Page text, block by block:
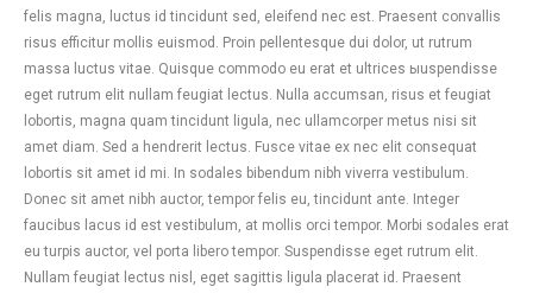
felis magna, luctus id tincidunt sed, eleifend nec est. Praesent convallis
risus efficitur mollis euismod. Proin pellentesque dui dolor, ut rutrum
massa luctus vitae. Quisque commodo eu erat et ultrices ыuspendisse
eget rutrum elit nullam feugiat lectus. Nulla accumsan, risus et feugiat
lobortis, magna quam tincidunt ligula, nec ullamcorper metus nisi sit
amet diam. Sed a hendrerit lectus. Fusce vitae ex nec elit consequat
lobortis sit amet id mi. In sodales bibendum nibh viverra vestibulum.
Donec sit amet nibh auctor, tempor felis eu, tincidunt ante. Integer
faucibus lacus id est vestibulum, at mollis orci tempor. Morbi sodales erat
eu turpis auctor, vel porta libero tempor. Suspendisse eget rutrum elit.
Nullam feugiat lectus nisl, eget sagittis ligula placerat id. Praesent